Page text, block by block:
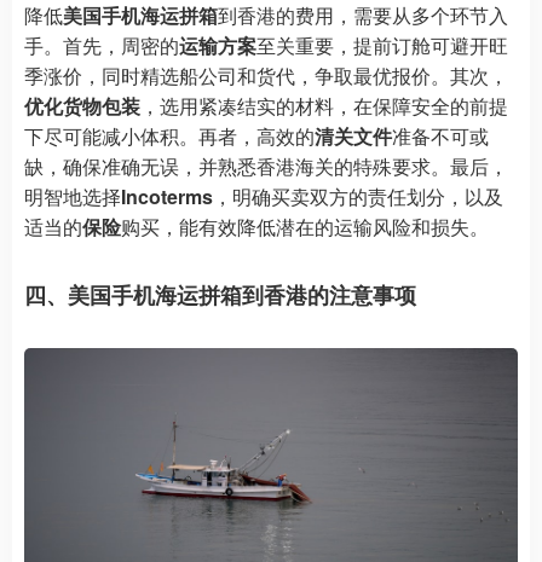
降低美国手机海运拼箱到香港的费用，需要从多个环节入
手。首先，周密的运输方案至关重要，提前订舱可避开旺
季涨价，同时精选船公司和货代，争取最优报价。其次，
优化货物包装 ，选用紧凑结实的材料，在保障安全的前提
下尽可能减小体积。再者，高效的清关文件准备不可或
缺，确保准确无误，并熟悉香港海关的特殊要求。最后，
明智地选择Incoterms ，明确买卖双方的责任划分，以及
适当的保险购买，能有效降低潜在的运输风险和损失。
四、美国手机海运拼箱到香港的注意事项